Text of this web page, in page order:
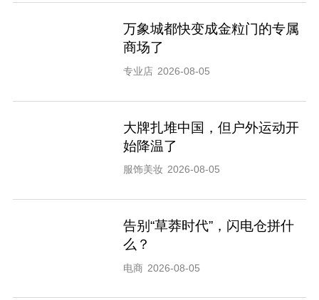
万象城都快变成金粒门的专属
商场了
专业店 2026-08-05
大牌扎堆中国，但户外运动开
始降温了
服饰美妆 2026-08-05
告别“草莽时代”，闪电仓拼什
么？
电商 2026-08-05